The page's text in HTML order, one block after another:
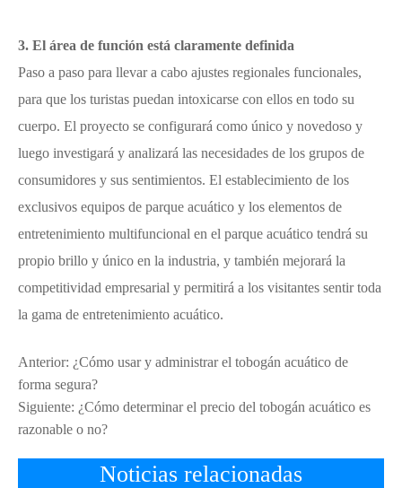
3. El área de función está claramente definida
Paso a paso para llevar a cabo ajustes regionales funcionales,
para que los turistas puedan intoxicarse con ellos en todo su
cuerpo. El proyecto se configurará como único y novedoso y
luego investigará y analizará las necesidades de los grupos de
consumidores y sus sentimientos. El establecimiento de los
exclusivos equipos de parque acuático y los elementos de
entretenimiento multifuncional en el parque acuático tendrá su
propio brillo y único en la industria, y también mejorará la
competitividad empresarial y permitirá a los visitantes sentir toda
la gama de entretenimiento acuático.
Anterior: ¿Cómo usar y administrar el tobogán acuático de
forma segura?
Siguiente: ¿Cómo determinar el precio del tobogán acuático es
razonable o no?
Noticias relacionadas